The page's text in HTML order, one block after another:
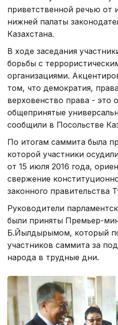
приветственной речью от
нижней палаты
Казахстана.
В ходе заседания
борьбы с
организациями.
том, что демократия,
верховенство права - это
общепринятые
сообщили в Посольстве
По итогам саммита была
которой участники
от 15 июля 2016 года,
свержение
законного правительства
Руководители
были приняты Премьер-
Б.Йылдырымом, который
участников саммита за
народа в трудные дни.